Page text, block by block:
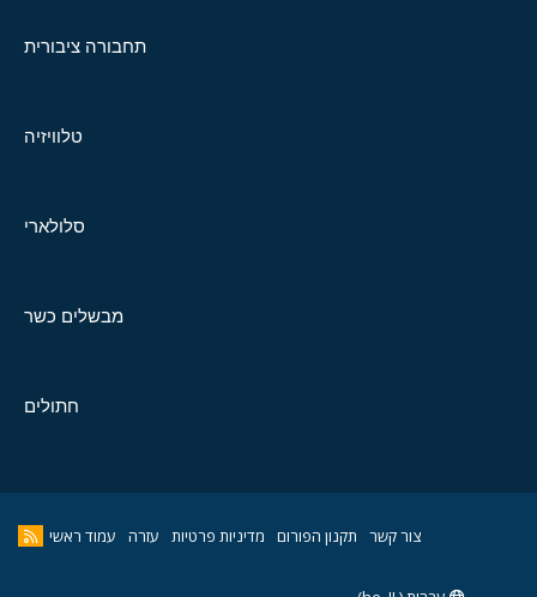
תחבורה ציבורית
טלוויזיה
סלולארי
מבשלים כשר
חתולים
צור קשר תקנון הפורום מדיניות פרטיות עזרה עמוד ראשי